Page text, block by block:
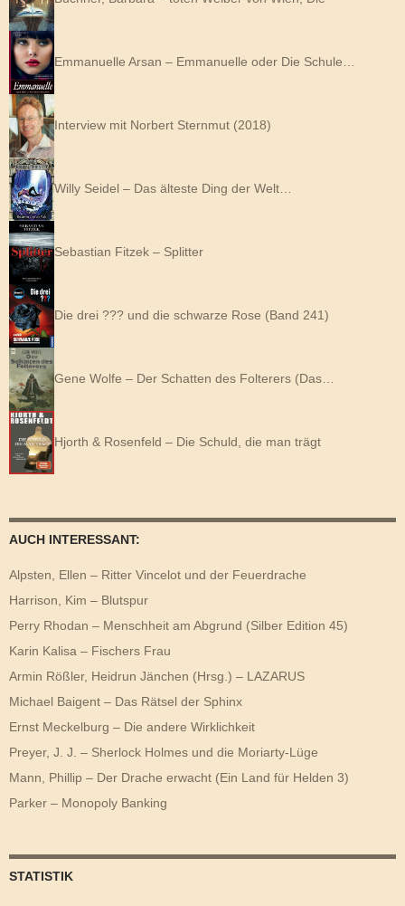
Emmanuelle Arsan – Emmanuelle oder Die Schule…
Interview mit Norbert Sternmut (2018)
Willy Seidel – Das älteste Ding der Welt…
Sebastian Fitzek – Splitter
Die drei ??? und die schwarze Rose (Band 241)
Gene Wolfe – Der Schatten des Folterers (Das…
Hjorth & Rosenfeld – Die Schuld, die man trägt
AUCH INTERESSANT:
Alpsten, Ellen – Ritter Vincelot und der Feuerdrache
Harrison, Kim – Blutspur
Perry Rhodan – Menschheit am Abgrund (Silber Edition 45)
Karin Kalisa – Fischers Frau
Armin Rößler, Heidrun Jänchen (Hrsg.) – LAZARUS
Michael Baigent – Das Rätsel der Sphinx
Ernst Meckelburg – Die andere Wirklichkeit
Preyer, J. J. – Sherlock Holmes und die Moriarty-Lüge
Mann, Phillip – Der Drache erwacht (Ein Land für Helden 3)
Parker – Monopoly Banking
STATISTIK